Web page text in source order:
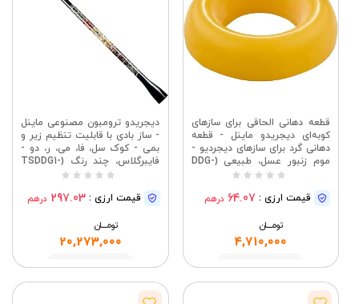
قطعه دهانی الحاقی برای سازهای
کوبه‌ای دیجریدو ماینل - قطعه
دهانی گرد برای سازهای دیجردیو -
موم زنبور عسل، طبیعی (DDG-
قیمت ارزی : 64.07 درهم
تومــــــان
4,710,000
مشاهده
دیجریدو ترومبون مصنوعی ماینل
- ساز بادی با قابلیت تنظیم زیر و
بمی - کوک سل، فا، می، ر، دو -
فایبرگلاس، چند رنگ (TSDDG1-
قیمت ارزی : 297.03 درهم
تومــــــان
20,273,000
مشاهده